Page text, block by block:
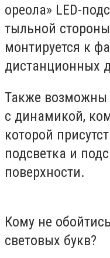
ореола» LED-
тыльной
монтируется к
дистанционных
Также возможны
с динамикой,
которой
подсветка и
поверхности.
Кому не
световых букв?